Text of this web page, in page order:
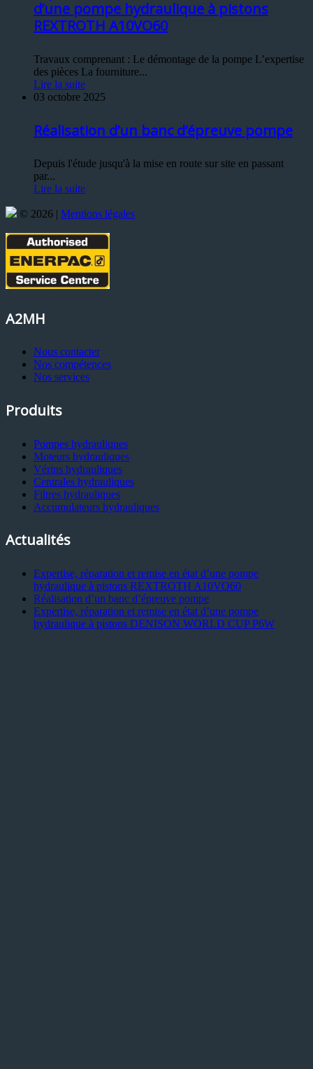
d’une pompe hydraulique à pistons
REXTROTH A10VO60
Travaux comprenant : Le démontage de la pompe L’expertise
des pièces La fourniture...
Lire la suite
03 octobre 2025
Réalisation d’un banc d’épreuve pompe
Depuis l'étude jusqu'à la mise en route sur site en passant
par...
Lire la suite
© 2026 | Mentions légales
A2MH
Nous contacter
Nos compétences
Nos services
Produits
Pompes hydrauliques
Moteurs hydrauliques
Vérins hydrauliques
Centrales hydrauliques
Filtres hydrauliques
Accumulateurs hydrauliques
Actualités
Expertise, réparation et remise en état d’une pompe
hydraulique à pistons REXTROTH A10VO60
Réalisation d’un banc d’épreuve pompe
Expertise, réparation et remise en état d’une pompe
hydraulique à pistons DENISON WORLD CUP P6W